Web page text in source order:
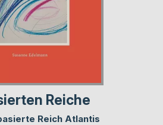
Reiche
Reich Atlantis